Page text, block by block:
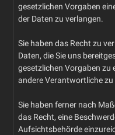
gesetzlichen Vorgaben
der Daten zu verlangen.
Sie haben das Recht zu
Daten, die Sie uns
gesetzlichen Vorgaben zu
andere Verantwortliche zu
Sie haben ferner nach
das Recht, eine
Aufsichtsbehörde